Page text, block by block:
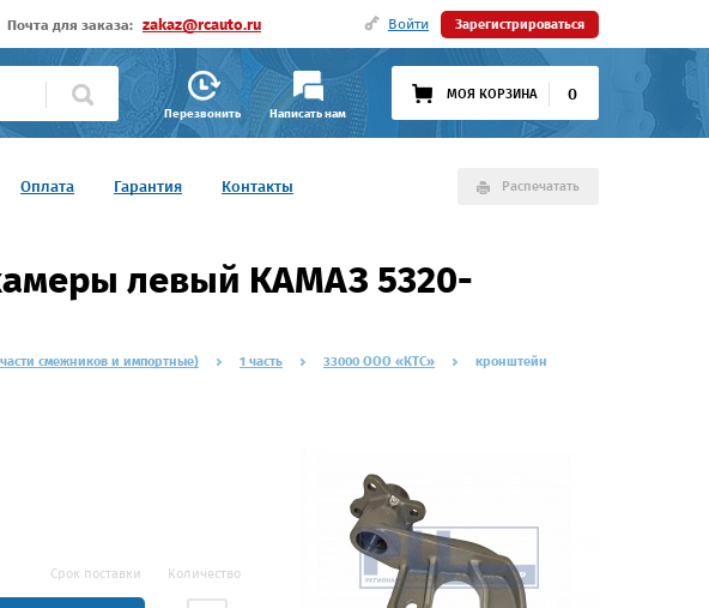
Почта для заказа: zakaz@rcauto.ru Войти Зарегистрироваться
Перезвонить Написать нам
МОЯ КОРЗИНА 0
Оплата Гарантия Контакты Распечатать
левый КАМАЗ 5320-
смежников и импортные) 1 часть 33000 ООО «КТС»
кронштейн
Срок поставки Количество